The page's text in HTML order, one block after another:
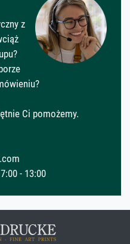
z
Ci pomożemy.
- 13:00